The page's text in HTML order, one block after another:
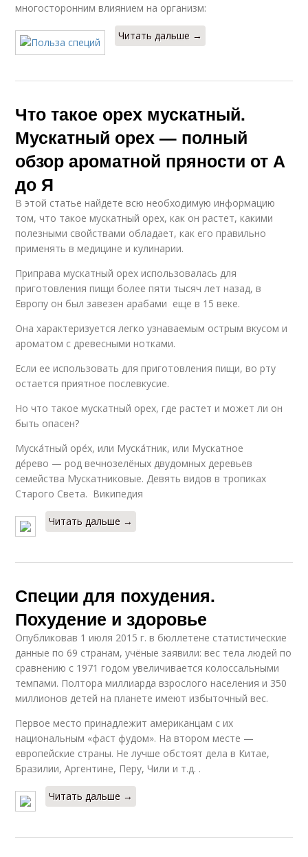
многосторонним влиянием на организм:
Читать дальше →
Что такое орех мускатный.
Мускатный орех — полный
обзор ароматной пряности от А
до Я
В этой статье найдете всю необходимую информацию
том, что такое мускатный орех, как он растет, какими
полезными свойствами обладает, как его правильно
применять в медицине и кулинарии.
Приправа мускатный орех использовалась для
приготовления пищи более пяти тысяч лет назад, в
Европу он был завезен арабами еще в 15 веке.
Она характеризуется легко узнаваемым острым вкусом и
ароматом с древесными нотками.
Если ее использовать для приготовления пищи, во рту
остается приятное послевкусие.
Но что такое мускатный орех, где растет и может ли он
быть опасен?
Муска́тный оре́х, или Муска́тник, или Мускатное
де́рево — род вечнозелёных двудомных деревьев
семейства Мускатниковые. Девять видов в тропиках
Старого Света. Википедия
Читать дальше →
Специи для похудения.
Похудение и здоровье
Опубликовав 1 июля 2015 г. в бюллетене статистические
данные по 69 странам, учёные заявили: вес тела людей по
сравнению с 1971 годом увеличивается колоссальными
темпами. Полтора миллиарда взрослого населения и 350
миллионов детей на планете имеют избыточный вес.
Первое место принадлежит американцам с их
национальным «фаст фудом». На втором месте —
европейские страны. Не лучше обстоят дела в Китае,
Бразилии, Аргентине, Перу, Чили и т.д. .
Читать дальше →